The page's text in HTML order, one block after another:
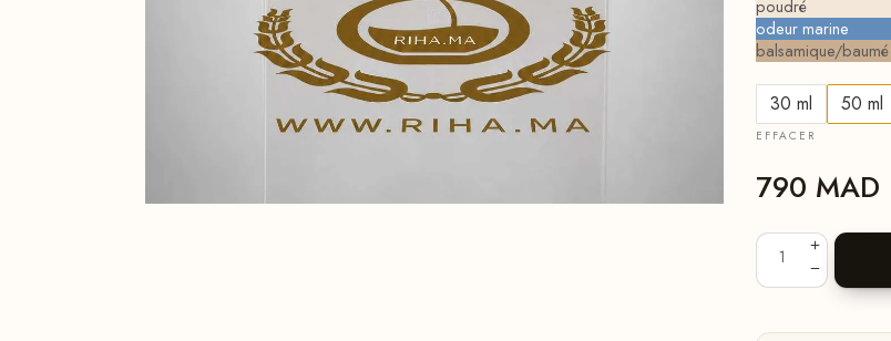
poudré
odeur marine
balsamique/baumé
30 ml 50 ml
EFFACER
790 MAD